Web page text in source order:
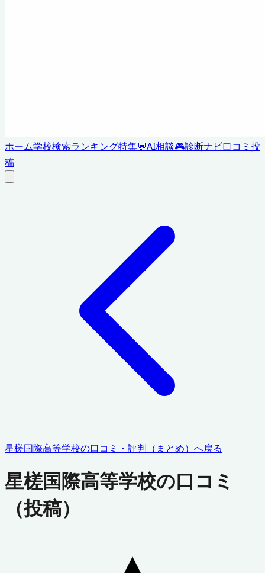
ホーム学校検索ランキング特集💬AI相談🎮診断ナビ口コミ投
稿
星槎国際高等学校の口コミ・評判（まとめ）へ戻る
星槎国際高等学校の口コミ
（投稿）